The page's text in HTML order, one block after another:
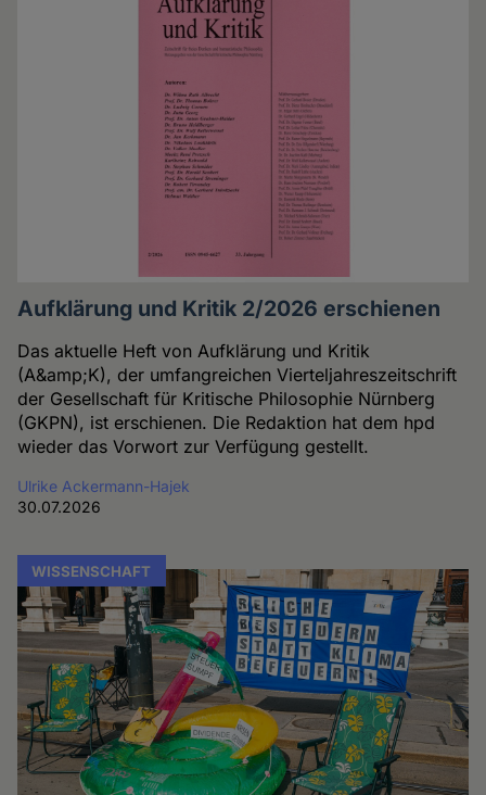
Aufklärung und Kritik 2/2026 erschienen
Das aktuelle Heft von Aufklärung und Kritik
(A&amp;K), der umfangreichen Vierteljahreszeitschrift
der Gesellschaft für Kritische Philosophie Nürnberg
(GKPN), ist erschienen. Die Redaktion hat dem hpd
wieder das Vorwort zur Verfügung gestellt.
Ulrike Ackermann-Hajek
30.07.2026
WISSENSCHAFT